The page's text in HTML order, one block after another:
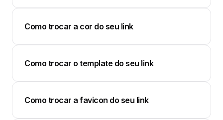
Como trocar a cor do seu link
Como trocar o template do seu link
Como trocar a favicon do seu link